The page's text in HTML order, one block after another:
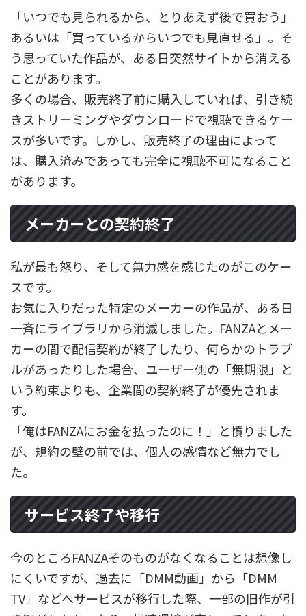
「いつでも見られるから、とりあえず後で買おう」
あるいは「買っているからいつでも見直せる」。そ
う思っていた作品が、ある日突然サイトから消える
ことがあります。
多くの場合、販売終了前に購入していれば、引き続
きストリーミングやダウンロードで視聴できるケー
スが多いです。しかし、販売終了の理由によって
は、購入済みであっても完全に視聴不可になること
があります。
メーカーとの契約終了
私が最も怒り、そして無力感を感じたのがこのケー
スです。
お気に入りだった特定のメーカーの作品が、ある日
一斉にライブラリから消滅しました。FANZAとメー
カーの間で配信契約が終了したり、何らかのトラブ
ルがあったりした場合、ユーザー側の「無期限」と
いう約束よりも、企業間の契約終了が優先されま
す。
「俺はFANZAにお金を払ったのに！」と憤りました
が、規約の壁の前では、個人の感情など無力でし
た。
サービス終了や移行
今のところFANZAそのものがなくなることは想像し
にくいですが、過去に「DMM動画」から「DMM
TV」などへサービスが移行した際、一部の旧作が引